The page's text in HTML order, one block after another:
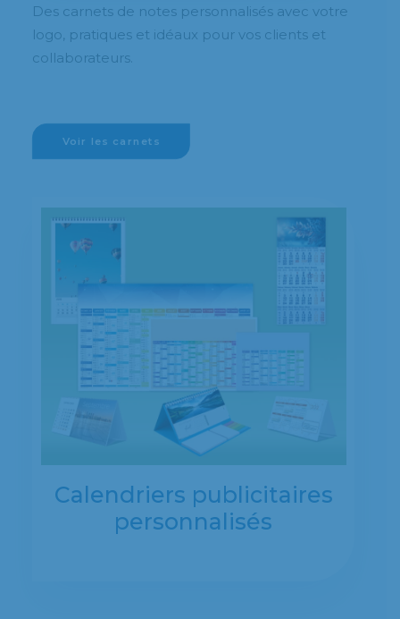
Des carnets de notes personnalisés avec votre
logo, pratiques et idéaux pour vos clients et
collaborateurs.
Voir les carnets
Calendriers publicitaires
personnalisés